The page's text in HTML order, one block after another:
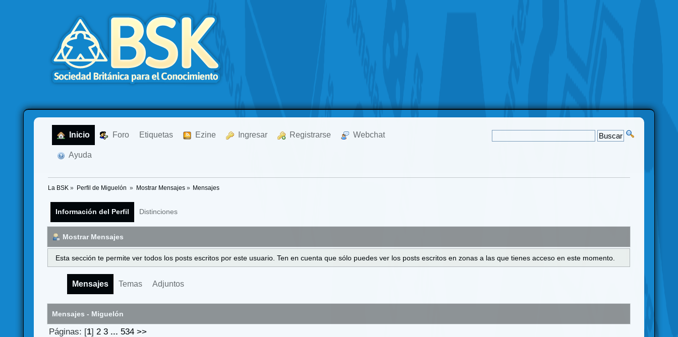
Inicio Foro Etiquetas Ezine Ingresar Registrarse Webchat
Ayuda
La BSK » Perfil de Miguelón » Mostrar Mensajes» Mensajes
Información del Perfil Distinciones
Mostrar Mensajes
Esta sección te permite ver todos los posts escritos por este usuario. Ten en cuenta que sólo puedes ver los posts escritos en zonas a las que tienes acceso en este momento.
Mensajes Temas Adjuntos
Mensajes - Miguelón
Páginas: [1] 2 3 ... 534 >>